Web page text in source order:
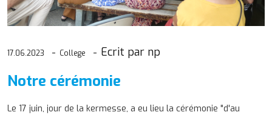
17.06.2023 College Ecrit par np
Notre cérémonie
Le 17 juin, jour de la kermesse, a eu lieu la cérémonie "d'au